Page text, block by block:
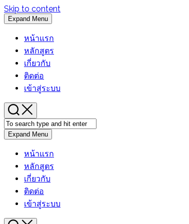
Skip to content
Expand Menu
หน้าแรก
หลักสูตร
เกี่ยวกับ
ติดต่อ
เข้าสู่ระบบ
Expand Menu
หน้าแรก
หลักสูตร
เกี่ยวกับ
ติดต่อ
เข้าสู่ระบบ